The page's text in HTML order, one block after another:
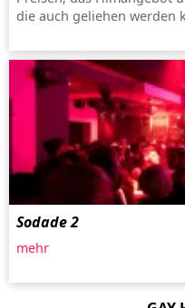
die auch geliehen werden
Sodade 2
mehr